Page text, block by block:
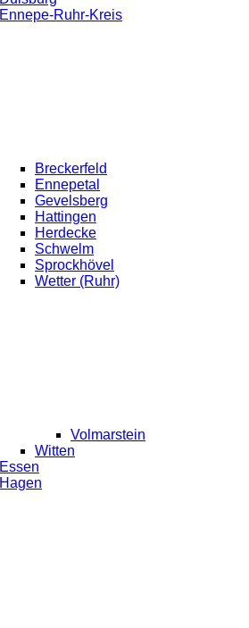
Ennepe-Ruhr-Kreis
Breckerfeld
Ennepetal
Gevelsberg
Hattingen
Herdecke
Schwelm
Sprockhövel
Wetter (Ruhr)
Volmarstein
Witten
Essen
Hagen